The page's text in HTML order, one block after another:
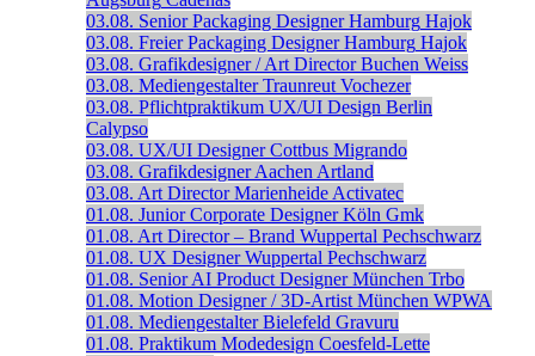
03.08. Senior Packaging Designer Hamburg Hajok
03.08. Freier Packaging Designer Hamburg Hajok
03.08. Grafikdesigner / Art Director Buchen Weiss
03.08. Mediengestalter Traunreut Vochezer
03.08. Pflichtpraktikum UX/UI Design Berlin
Calypso
03.08. UX/UI Designer Cottbus Migrando
03.08. Grafikdesigner Aachen Artland
03.08. Art Director Marienheide Activatec
01.08. Junior Corporate Designer Köln Gmk
01.08. Art Director – Brand Wuppertal Pechschwarz
01.08. UX Designer Wuppertal Pechschwarz
01.08. Senior AI Product Designer München Trbo
01.08. Motion Designer / 3D-Artist München WPWA
01.08. Mediengestalter Bielefeld Gravuru
01.08. Praktikum Modedesign Coesfeld-Lette